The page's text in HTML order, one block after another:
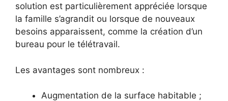
solution est particulièrement appréciée lorsque
la famille s’agrandit ou lorsque de nouveaux
besoins apparaissent, comme la création d’un
bureau pour le télétravail.
Les avantages sont nombreux :
Augmentation de la surface habitable ;